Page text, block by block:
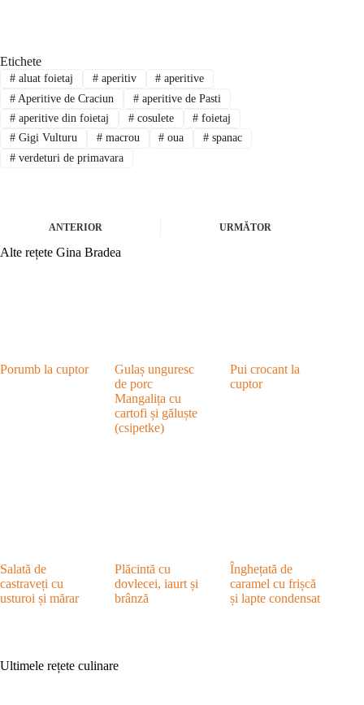
Etichete
#aluat foietaj #aperitiv # aperitive
#Aperitive de Craciun #aperitive de Pasti
#aperitive din foietaj #cosulete # foietaj
#Gigi Vulturu #macrou # oua # spanac
#verdeturi de primavara
ANTERIOR URMĂTOR
Alte rețete Gina Bradea
Porumb la cuptor
Gulaș unguresc
de porc
Mangalița cu
cartofi și găluște
(csipetke)
Pui crocant la
cuptor
Salată de
castraveți cu
usturoi și mărar
Plăcintă cu
dovlecei, iaurt și
brânză
Înghețată de
caramel cu frișcă
și lapte condensat
Ultimele rețete culinare